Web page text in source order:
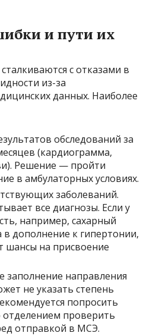
и пути их
с отказами в
из-за
данных. Наиболее
обследований за
(кардиограмма,
Решение — пройти
в амбулаторных условиях.
заболеваний.
все диагнозы. Если у
например, сахарный
в дополнение к гипертонии,
шансы на присвоение
заполнение направления
не указать степень
попросить
проверить
отправкой в МСЭ.